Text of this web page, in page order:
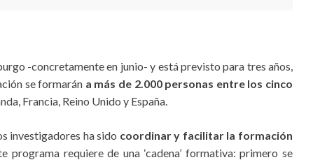
-concretamente en junio- y está previsto para tres años,
se formarán a más de 2.000 personas entre los cinco
Francia, Reino Unido y España.
investigadores ha sido coordinar y facilitar la formación
programa requiere de una ‘cadena’ formativa: primero se